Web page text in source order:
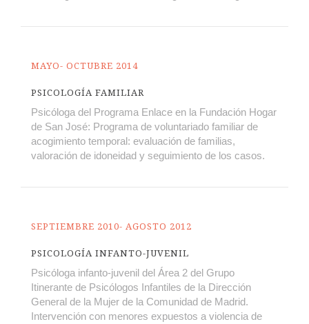
MAYO- OCTUBRE 2014
PSICOLOGÍA FAMILIAR
Psicóloga del Programa Enlace en la Fundación Hogar
de San José: Programa de voluntariado familiar de
acogimiento temporal: evaluación de familias,
valoración de idoneidad y seguimiento de los casos.
SEPTIEMBRE 2010- AGOSTO 2012
PSICOLOGÍA INFANTO-JUVENIL
Psicóloga infanto-juvenil del Área 2 del Grupo
Itinerante de Psicólogos Infantiles de la Dirección
General de la Mujer de la Comunidad de Madrid.
Intervención con menores expuestos a violencia de